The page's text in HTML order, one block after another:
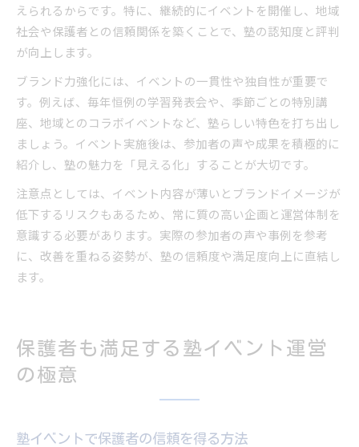
えられるからです。特に、継続的にイベントを開催し、地域
社会や保護者との信頼関係を築くことで、塾の認知度と評判
が向上します。
ブランド力強化には、イベントの一貫性や独自性が重要で
す。例えば、毎年恒例の学習発表会や、季節ごとの特別講
座、地域とのコラボイベントなど、塾らしい特色を打ち出し
ましょう。イベント実施後は、参加者の声や成果を積極的に
紹介し、塾の魅力を「見える化」することが大切です。
注意点としては、イベント内容が薄いとブランドイメージが
低下するリスクもあるため、常に質の高い企画と運営体制を
意識する必要があります。実際の参加者の声や事例を参考
に、改善を重ねる姿勢が、塾の信頼度や満足度向上に直結し
ます。
保護者も満足する塾イベント運営
の極意
塾イベントで保護者の信頼を得る方法